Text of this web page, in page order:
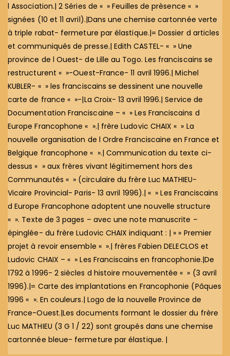
l Association.| 2 Séries de « » Feuilles de prèsence « »
signées (10 et 11 avril).|Dans une chemise cartonnée verte
à triple rabat- fermeture par élastique.|= Dossier d articles
et communiqués de presse.| Edith CASTEL- « » Une
province de l Ouest- de Lille au Togo. Les franciscains se
restructurent « »-Ouest-France- 11 avril 1996.| Michel
KUBLER- « » les franciscains se dessinent une nouvelle
carte de france « »-|La Croix- 13 avril 1996.| Service de
Documentation Franciscaine – « » Les Franciscains d
Europe Francophone « ».| frère Ludovic CHAIX « » La
nouvelle organisation de l Ordre Franciscaine en France et
Belgique francophone « ».| Communication du texte ci-
dessus « » aux frères vivant légitimement hors des
Communautés « » (circulaire du frère Luc MATHIEU-
Vicaire Provincial- Paris- 13 avril 1996).| « » Les Franciscains
d Europe Francophone adoptent une nouvelle structure
« ». Texte de 3 pages – avec une note manuscrite –
épinglée- du frère Ludovic CHAIX indiquant : | » » Premier
projet à revoir ensemble « ».| frères Fabien DELECLOS et
Ludovic CHAIX – « » Les Franciscains en francophonie.|De
1792 à 1996- 2 siècles d histoire mouvementée « » (3 avril
1996).|= Carte des implantations en Francophonie (Pâques
1996 « ». En couleurs.| Logo de la nouvelle Province de
France-Ouest.|Les documents formant le dossier du frère
Luc MATHIEU (3 G 1 / 22) sont groupés dans une chemise
cartonnée bleue- fermeture par élastique. |